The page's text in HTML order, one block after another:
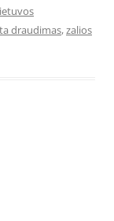
draudimas,zalios